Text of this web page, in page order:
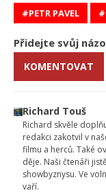
PETR PAVEL
Přidejte svůj
KOMENTOVAT
Richard Touš
Richard skvěle
redakci zakotvil v
filmu a herců. Také
děje. Naši čtenáři
showbyznysu. Ve
vaří.